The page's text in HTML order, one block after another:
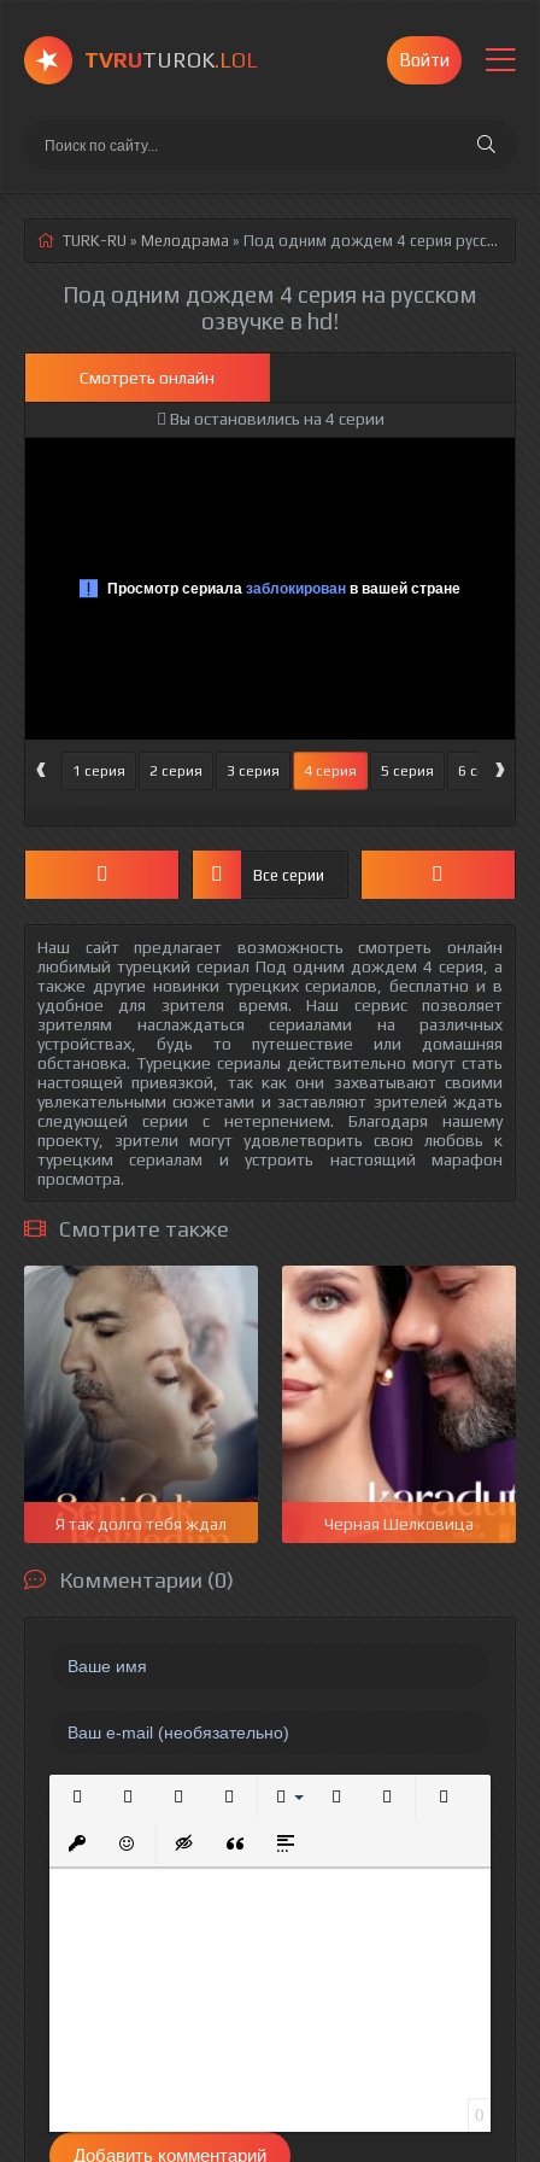
TVRUTUROK.LOL Войти
TURK-RU » Мелодрама » Под одним дождем 4 серия русская озвучка полностью смотреть онлайн!
Под одним дождем 4 серия на русском
озвучке в hd!
Смотреть онлайн
Вы остановились на 4 серии
‹ 1 серия 2 серия 3 серия 4 серия 5 серия 6 серия
›
Все серии
Наш сайт предлагает возможность смотреть онлайн
любимый турецкий сериал Под одним дождем 4 серия, а
также другие новинки турецких сериалов, бесплатно и в
удобное для зрителя время. Наш сервис позволяет
зрителям наслаждаться сериалами на различных
устройствах, будь то путешествие или домашняя
обстановка. Турецкие сериалы действительно могут стать
настоящей привязкой, так как они захватывают своими
увлекательными сюжетами и заставляют зрителей ждать
следующей серии с нетерпением. Благодаря нашему
проекту, зрители могут удовлетворить свою любовь к
турецким сериалам и устроить настоящий марафон
просмотра.
Смотрите также
Я так долго тебя ждал Черная Шелковица
Комментарии (0)
Вставить защищенную ссылку
Вставить смайлик
Вставка скрытого текста
Вставка цитаты
Вставка спойлера
0
Добавить комментарий